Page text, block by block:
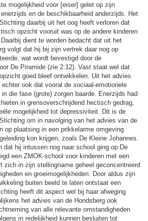
mogelijkheid voor [eiser] gelet op zijn
en de beschikbaarheid anderzijds. Het
daarbij uit het oog heeft verloren dat
opzicht vooruit was op de andere kinderen
dient te worden bedacht dat uit het
volgt dat hij bij zijn vertrek daar nog op
wat wordt bevestigd door de
De Piramide (zie 2.12). Vast staat wel dat
goed bleef ontwikkelen. Uit het advies
ook dat vooral de sociaal-emotionele
die fase (grote) zorgen baarde. Enerzijds had
in grensoverschrijdend hectisch gedrag,
mogelijkheid tot depressiviteit. Dit is de
om in navolging van het advies van de
op plaatsing in een prikkelarme omgeving
kon krijgen, zoals De Kleine Johannes.
dat hij intussen nog naar school ging op De
een ZMOK-school voor kinderen met een
zich in zijn stellingname geheel geconcentreerd
en groeimogelijkheden. Door aldus zijn
buiten beeld te laten ontstaat een
heeft dit aspect wel bij haar afweging
het advies van de Hondsberg ook
van alle relevante omstandigheden
in redelijkheid kunnen besluiten tot